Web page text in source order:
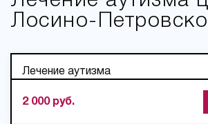
Лосино-
Лечение аутизма
2 000 руб.